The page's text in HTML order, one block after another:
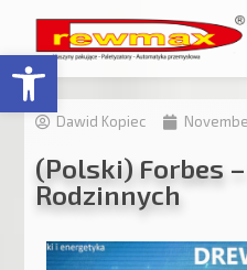
Open toolbar
Dawid Kopiec
(Polski) Forbes
Rodzinnych